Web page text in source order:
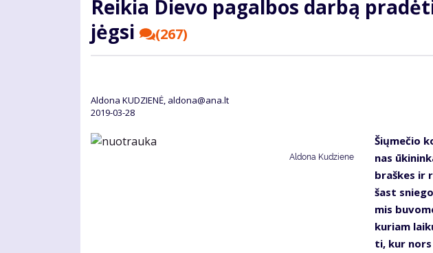
Rei­kia Die­vo pa­gal­bos dar­bą
jėg­si
(267)
Aldona KUDZIENĖ, aldona@ana.lt
2019-03-28
Aldona Kudziene
Šių­me­čio
nas
braš­kes ir
šast
mis
ku­riam
ti, kur